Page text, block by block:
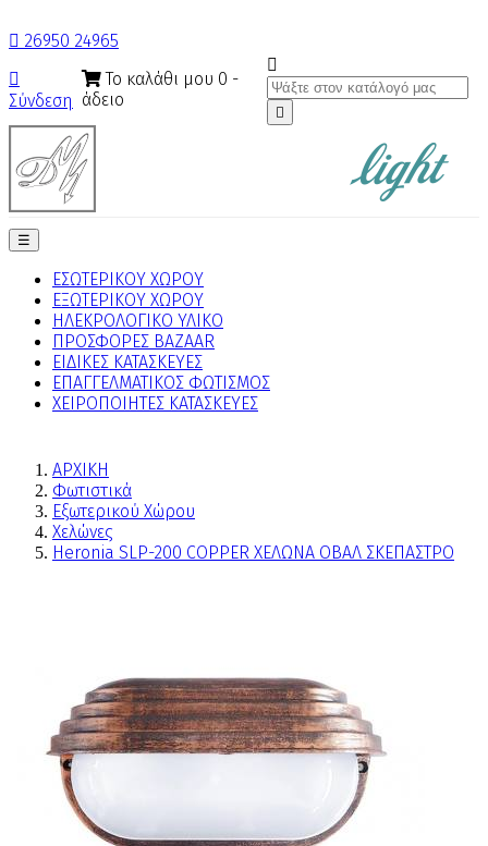
 26950 24965

Σύνδεση
Το καλάθι μου 0 -
άδειο


Toggle
navigation
☰
ΕΣΩΤΕΡΙΚΟΥ ΧΩΡΟΥ
ΕΞΩΤΕΡΙΚΟΥ ΧΩΡΟΥ
ΗΛΕΚΡΟΛΟΓΙΚΟ ΥΛΙΚΟ
ΠΡΟΣΦΟΡΕΣ BAZAAR
ΕΙΔΙΚΕΣ ΚΑΤΑΣΚΕΥΕΣ
ΕΠΑΓΓΕΛΜΑΤΙΚΟΣ ΦΩΤΙΣΜΟΣ
ΧΕΙΡΟΠΟΙΗΤΕΣ ΚΑΤΑΣΚΕΥΕΣ
ΑΡΧΙΚΗ
Φωτιστικά
Εξωτερικού Χώρου
Χελώνες
Heronia SLP-200 COPPER ΧΕΛΩΝΑ ΟΒΑΛ ΣΚΕΠΑΣΤΡΟ